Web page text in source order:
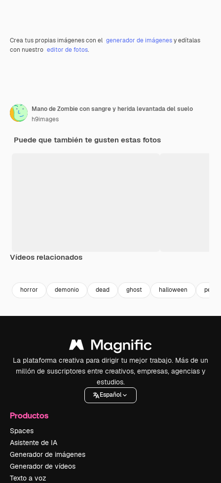
Crea tus propias imágenes con el generador de imágenesy edítalas
con nuestro editor de fotos.
Mano de Zombie con sangre y herida levantada del suelo
h9images
Puede que también te gusten estas fotos
Vídeos relacionados
horror demonio dead ghost halloween
La plataforma creativa para dirigir tu mejor trabajo. Más de un
millón de suscriptores entre creativos, empresas, agencias y
estudios.
Español
Productos
Spaces
Asistente de IA
Generador de imágenes
Generador de vídeos
Texto a voz